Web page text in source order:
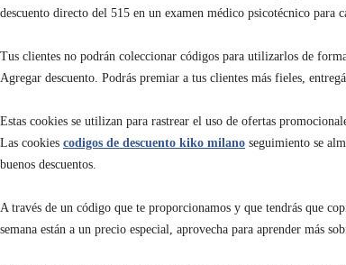
descuento directo del 515 en un examen médico psicotécnico para
Tus clientes no podrán coleccionar códigos para utilizarlos de
Agregar descuento. Podrás premiar a tus clientes más fieles,
Estas cookies se utilizan para rastrear el uso de ofertas
Las cookies codigos de descuento kiko milano seguimiento se
buenos descuentos.
A través de un código que te proporcionamos y que tendrás que
semana están a un precio especial, aprovecha para aprender más